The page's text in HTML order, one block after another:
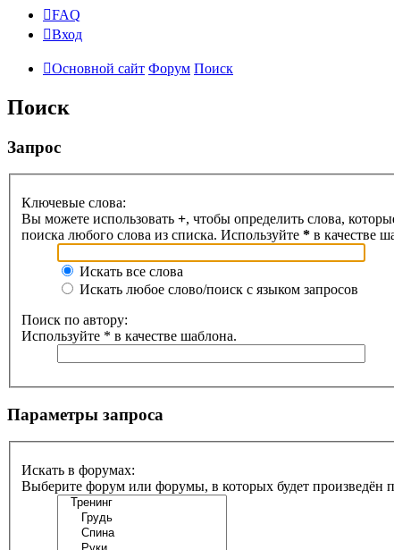
FAQ
Вход
Основной сайт Форум Поиск
Поиск
Запрос
Ключевые слова:
Вы можете использовать +, чтобы определить слова,
поиска любого слова из списка. Используйте * в качестве
Искать все слова
Искать любое слово/поиск с языком запросов
Поиск по автору:
Используйте * в качестве шаблона.
Параметры запроса
Искать в форумах:
Выберите форум или форумы, в которых будет